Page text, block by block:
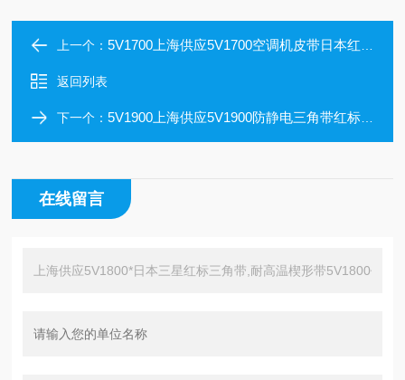
上一个：5V1700上海供应5V1700空调机皮带日本红标三星三角带价格
返回列表
下一个：5V1900上海供应5V1900防静电三角带红标三星三角带5V1900
在线留言